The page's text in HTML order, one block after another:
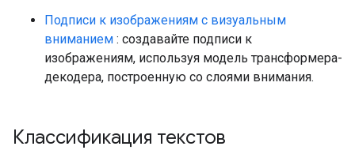
Подписи к изображениям с визуальным
вниманием : создавайте подписи к
изображениям, используя модель трансформера-
декодера, построенную со слоями внимания.
Классификация текстов